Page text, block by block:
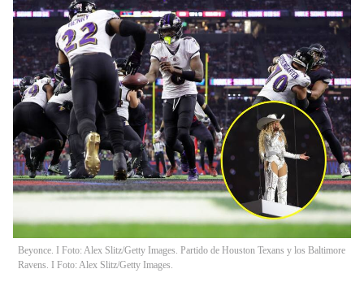
Beyonce. I Foto: Alex Slitz/Getty Images. Partido de Houston Texans y los Baltimore
Ravens. I Foto: Alex Slitz/Getty Images.